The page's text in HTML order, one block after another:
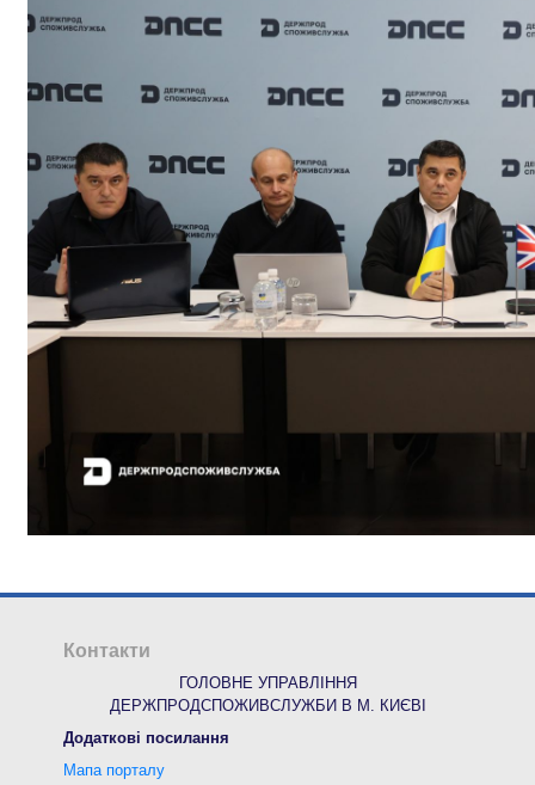
Контакти
ГОЛОВНЕ УПРАВЛІННЯ
ДЕРЖПРОДСПОЖИВСЛУЖБИ В М. КИЄВІ
Додаткові посилання
Мапа порталу